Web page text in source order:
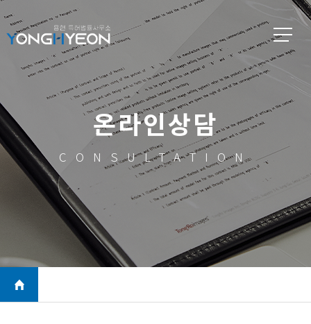
온라인상담
CONSULTATION